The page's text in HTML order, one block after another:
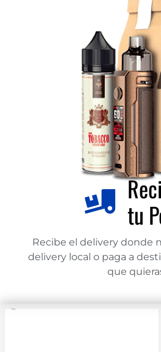
tu
Recibe el delivery donde
delivery local o paga a
que